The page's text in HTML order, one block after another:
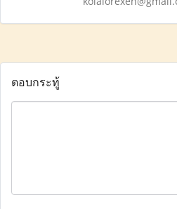
ตอบกระทู้